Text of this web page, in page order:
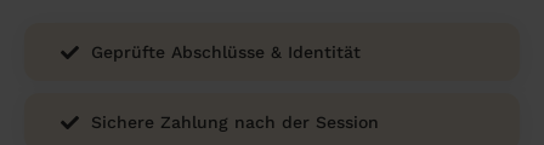
Geprüfte Abschlüsse & Identität
Sichere Zahlung nach der Session